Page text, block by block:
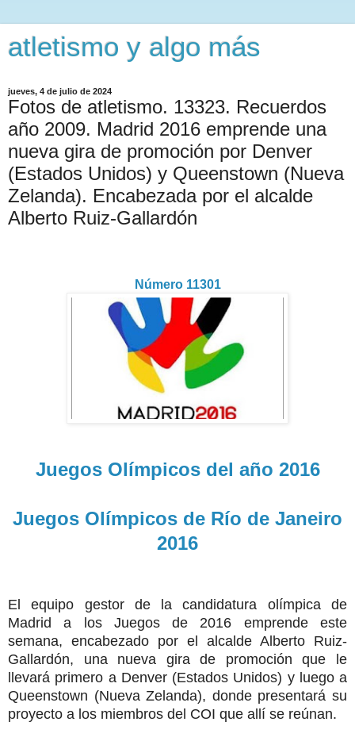
atletismo y algo más
jueves, 4 de julio de 2024
Fotos de atletismo. 13323. Recuerdos
año 2009. Madrid 2016 emprende una
nueva gira de promoción por Denver
(Estados Unidos) y Queenstown (Nueva
Zelanda). Encabezada por el alcalde
Alberto Ruiz-Gallardón
Número 11301
Juegos Olímpicos del año 2016
Juegos Olímpicos de Río de Janeiro
2016
El equipo gestor de la candidatura olímpica de
Madrid a los Juegos de 2016 emprende este
semana, encabezado por el alcalde Alberto Ruiz-
Gallardón, una nueva gira de promoción que le
llevará primero a Denver (Estados Unidos) y luego a
Queenstown (Nueva Zelanda), donde presentará su
proyecto a los miembros del COI que allí se reúnan.